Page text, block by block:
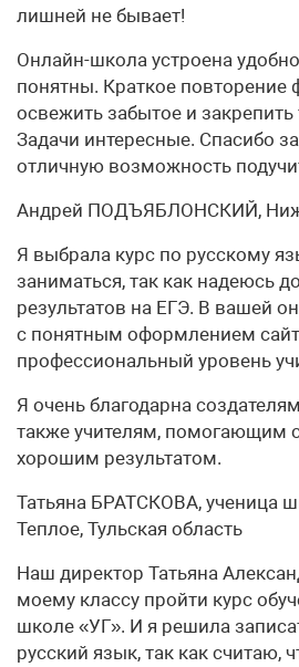
лишней не бывает!
Онлайн-школа устроена
понятны. Краткое повторение
освежить забытое и
Задачи интересные. Спасибо
отличную возможность
Андрей ПОДЪЯБЛОНСКИЙ,
Я выбрала курс по русскому
заниматься, так как надеюсь
результатов на ЕГЭ. В вашей
с понятным оформлением
профессиональный уровень
Я очень благодарна
также учителям, помогающим
хорошим результатом.
Татьяна БРАТСКОВА, ученица
Теплое, Тульская область
Наш директор Татьяна
моему классу пройти курс
школе «УГ». И я решила
русский язык, так как считаю,